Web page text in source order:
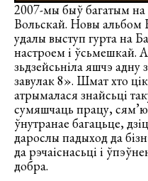
2007-мы быў багатым на
Вольскай. Новы
удалы выступ гурта на
настроем і ўсьмешкай.
зьдзейсьніла яшчэ
завулак 8». Шмат хто
атрымалася знайсьці
сумяшчаць працу,
ўнутранае багацьце,
дарослы падыход да
да рэчаіснасьці і
добра.­­